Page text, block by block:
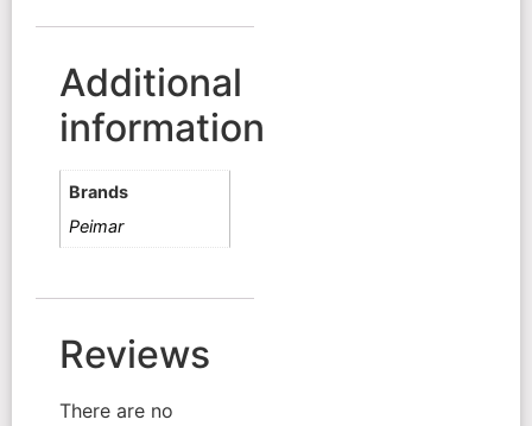
Additional
information
Brands
Peimar
Reviews
There are no